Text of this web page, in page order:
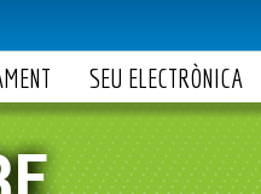
SEU ELECTRÒNICA